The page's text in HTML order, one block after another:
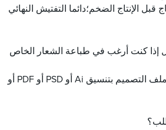
قبل الإنتاج الضخم؛دائما التفتيش النهائي
كنت أرغب في طباعة الشعار الخاص
ج: أنت بحاجة إلى تقديم ملف التصميم بتنسيق Ai أو PSD أو PDF أو